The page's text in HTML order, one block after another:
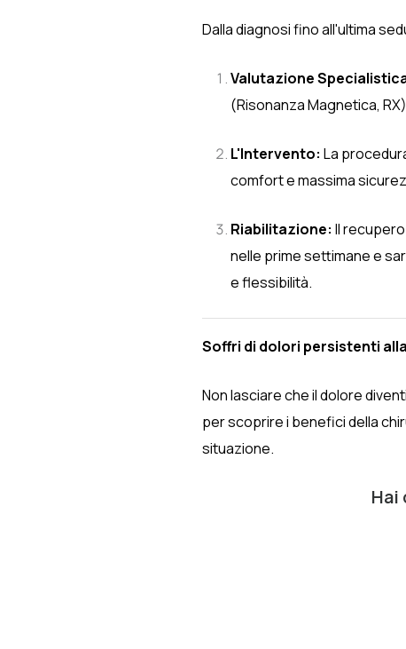
Dalla diagnosi fino all'ultima
Valutazione
(Risonanza Magnetica,
L'Intervento: La
comfort e massima
Riabilitazione: Il
nelle prime settimane e
e flessibilità.
Soffri di dolori persistenti
Non lasciare che il dolore
per scoprire i benefici della
situazione.
Hai